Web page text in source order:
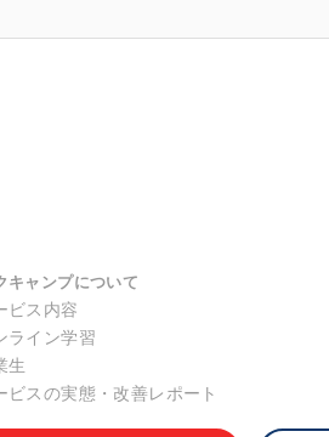
5. 個人情報取扱いの委託
当社は事業運営上、前項利用目的の範囲に限っ
託することがあります。この場合、個人情報保
選定し、個人情報の適正管理・機密保持につい
キャンプについて
ビス内容
ライン学習
生
ビスの実態・改善レポート